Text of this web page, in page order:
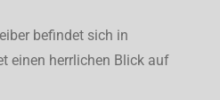
befindet sich in
einen herrlichen Blick auf